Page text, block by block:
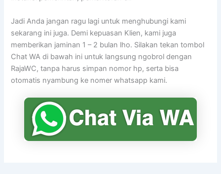
Jadi Anda jangan ragu lagi untuk menghubungi kami
sekarang ini juga. Demi kepuasan Klien, kami juga
memberikan jaminan 1 – 2 bulan lho. Silakan tekan tombol
Chat WA di bawah ini untuk langsung ngobrol dengan
RajaWC, tanpa harus simpan nomor hp, serta bisa
otomatis nyambung ke nomer whatsapp kami.